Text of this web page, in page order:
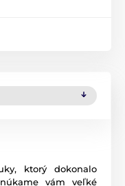
ktorý dokonalo
vám veľké